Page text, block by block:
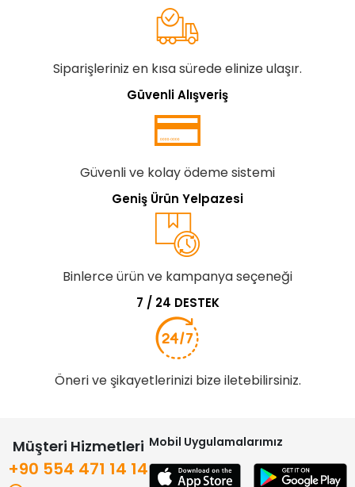
Siparişleriniz en kısa sürede elinize ulaşır.
Güvenli Alışveriş
Güvenli ve kolay ödeme sistemi
Geniş Ürün Yelpazesi
Binlerce ürün ve kampanya seçeneği
7 / 24 DESTEK
Öneri ve şikayetlerinizi bize iletebilirsiniz.
Müşteri Hizmetleri
+90 554 471 14 14
Mobil Uygulamalarımız